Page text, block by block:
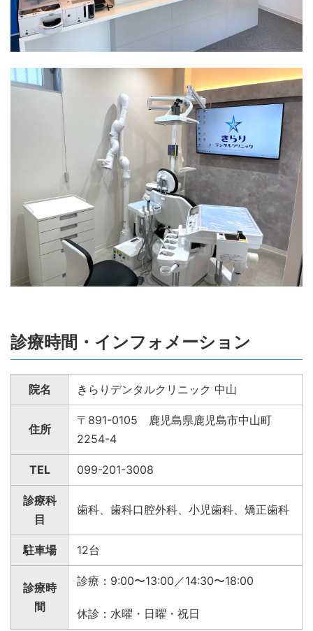
診療時間・インフォメーション
院名 きらりデンタルクリニック 中山
住所
〒891-0105 鹿児島県鹿児島市中山町
2254-4
TEL 099-201-3008
診療科
目
歯科、歯科口腔外科、小児歯科、矯正歯科
駐車場 12台
診療時
間
診療：9:00〜13:00／14:30〜18:00
休診：水曜・日曜・祝日